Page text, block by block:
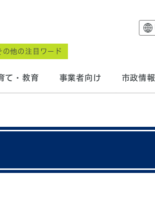
の他の注目ワード
て・教育 事業者向け 市政情報